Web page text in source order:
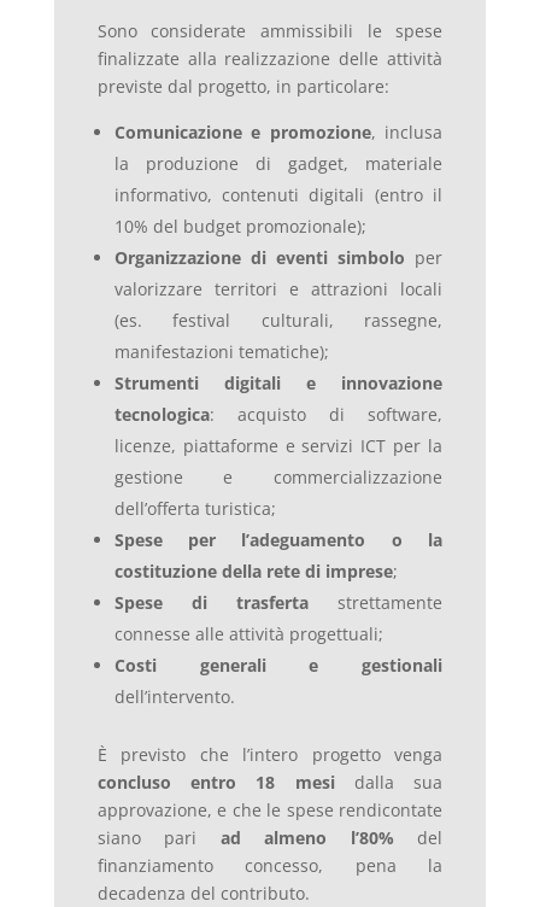
Sono considerate ammissibili le spese
finalizzate alla realizzazione delle attività
previste dal progetto, in particolare:
Comunicazione e promozione, inclusa
la produzione di gadget, materiale
informativo, contenuti digitali (entro il
10% del budget promozionale);
Organizzazione di eventi simbolo per
valorizzare territori e attrazioni locali
(es. festival culturali, rassegne,
manifestazioni tematiche);
Strumenti digitali e innovazione
tecnologica: acquisto di software,
licenze, piattaforme e servizi ICT per la
gestione e commercializzazione
dell’offerta turistica;
Spese per l’adeguamento o la
costituzione della rete di imprese;
Spese di trasferta strettamente
connesse alle attività progettuali;
Costi generali e gestionali
dell’intervento.
È previsto che l’intero progetto venga
concluso entro 18 mesi dalla sua
approvazione, e che le spese rendicontate
siano pari ad almeno l’80% del
finanziamento concesso, pena la
decadenza del contributo.